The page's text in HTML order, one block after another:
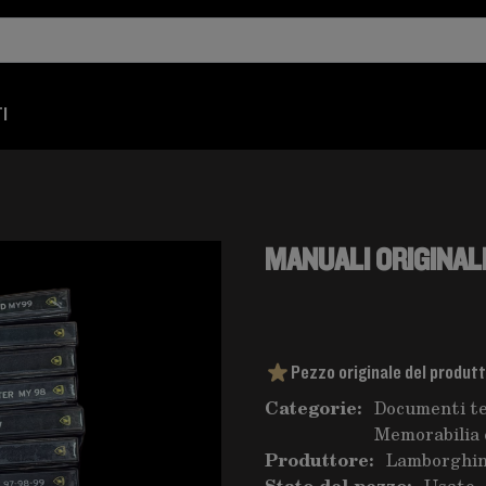
MANUALI
Pezzo originale del
Categorie: Documenti
Memorabilia
Produttore: